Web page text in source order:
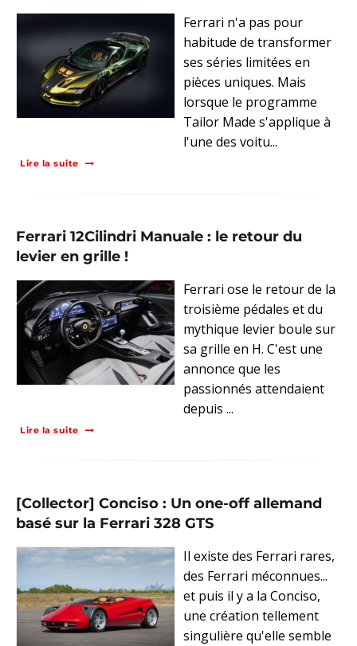
Ferrari n'a pas pour
habitude de transformer
ses séries limitées en
pièces uniques. Mais
lorsque le programme
Tailor Made s'applique à
l'une des voitu...
Lire la suite
Ferrari 12Cilindri Manuale : le retour du
levier en grille !
Ferrari ose le retour de la
troisième pédales et du
mythique levier boule sur
sa grille en H. C'est une
annonce que les
passionnés attendaient
depuis ...
Lire la suite
[Collector] Conciso : Un one-off allemand
basé sur la Ferrari 328 GTS
Il existe des Ferrari rares,
des Ferrari méconnues...
et puis il y a la Conciso,
une création tellement
singulière qu'elle semble